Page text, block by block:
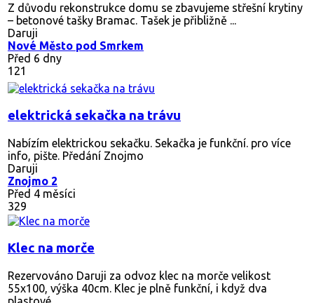
Z důvodu rekonstrukce domu se zbavujeme střešní krytiny
– betonové tašky Bramac. Tašek je přibližně ...
Daruji
Nové Město pod Smrkem
Před 6 dny
121
elektrická sekačka na trávu
Nabízím elektrickou sekačku. Sekačka je funkční. pro více
info, pište. Předání Znojmo
Daruji
Znojmo 2
Před 4 měsíci
329
Klec na morče
Rezervováno Daruji za odvoz klec na morče velikost
55x100, výška 40cm. Klec je plně funkční, i když dva